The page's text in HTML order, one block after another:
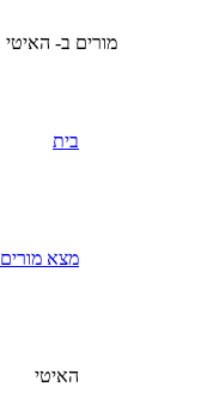
מורים ב- האיטי
בית
מצא מורים
האיטי